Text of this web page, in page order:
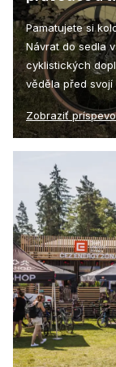
Pamatujete si
Návrat do sedla
cyklistických
věděla před
Zobraziť